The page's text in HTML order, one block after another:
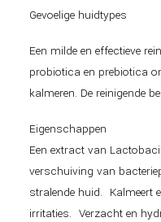
Gevoelige huidtypes
Een milde en effectieve
probiotica en prebiotica
kalmeren. De reinigende
Eigenschappen
Een extract van
verschuiving van
stralende huid. Kalmeert
irritaties. Verzacht en